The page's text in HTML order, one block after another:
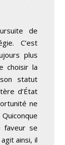
de
C’est
plus
choisir la
statut
d’État
ne
faveur se
ainsi, il